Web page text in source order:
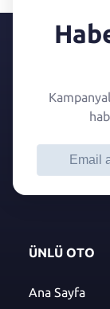
ÜNLÜ OTO
Ana Sayfa